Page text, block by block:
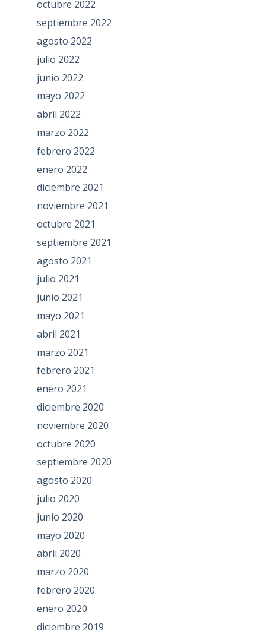
octubre 2022
septiembre 2022
agosto 2022
julio 2022
junio 2022
mayo 2022
abril 2022
marzo 2022
febrero 2022
enero 2022
diciembre 2021
noviembre 2021
octubre 2021
septiembre 2021
agosto 2021
julio 2021
junio 2021
mayo 2021
abril 2021
marzo 2021
febrero 2021
enero 2021
diciembre 2020
noviembre 2020
octubre 2020
septiembre 2020
agosto 2020
julio 2020
junio 2020
mayo 2020
abril 2020
marzo 2020
febrero 2020
enero 2020
diciembre 2019